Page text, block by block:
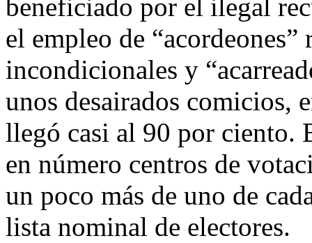
beneficiado por el ilegal
el empleo de
incondicionales y
unos desairados comicios,
llegó casi al 90 por ciento.
en número centros de
un poco más de uno de
lista nominal de electores.